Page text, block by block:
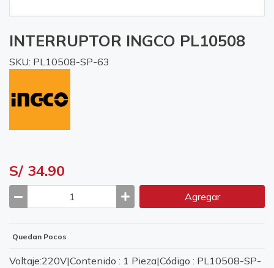
INTERRUPTOR INGCO PL10508
SKU: PL10508-SP-63
S/ 34.90
Agregar
Quedan Pocos
Voltaje:220V|Contenido : 1 Pieza|Código : PL10508-SP-